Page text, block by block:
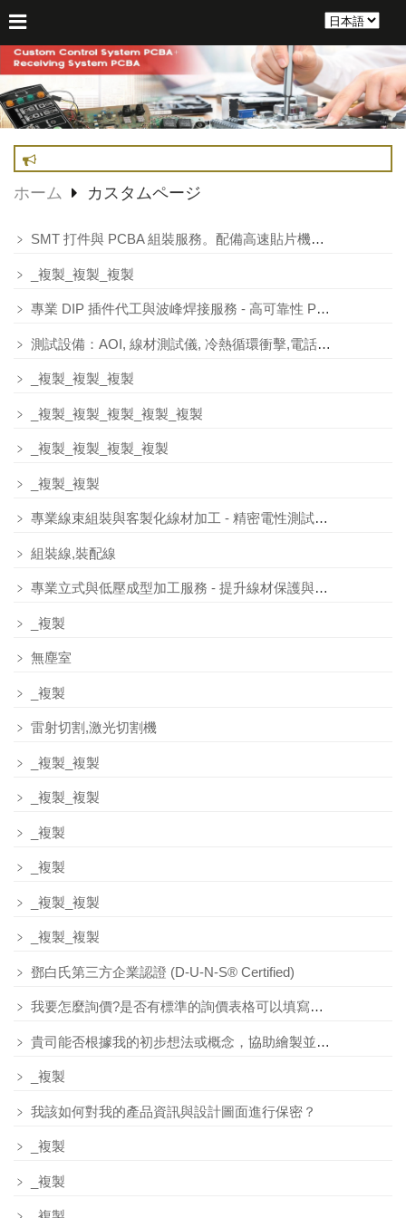
ホーム カスタムページ
﹥ SMT 打件與 PCBA 組裝服務。配備高速貼片機、多溫區回焊爐及 AOI 自動光學檢測
﹥ _複製_複製_複製
﹥ 專業 DIP 插件代工與波峰焊接服務 - 高可靠性 PCBA 組裝
﹥ 測試設備：AOI, 線材測試儀, 冷熱循環衝擊,電話機測試儀,燒機測試,老化測試
﹥ _複製_複製_複製
﹥ _複製_複製_複製_複製_複製
﹥ _複製_複製_複製_複製
﹥ _複製_複製
﹥ 專業線束組裝與客製化線材加工 - 精密電性測試與品質驗證
﹥ 組裝線,裝配線
﹥ 專業立式與低壓成型加工服務 - 提升線材保護與耐用度
﹥ _複製
﹥ 無塵室
﹥ _複製
﹥ 雷射切割,激光切割機
﹥ _複製_複製
﹥ _複製_複製
﹥ _複製
﹥ _複製
﹥ _複製_複製
﹥ _複製_複製
﹥ 鄧白氏第三方企業認證 (D-U-N-S® Certified)
﹥ 我要怎麼詢價?是否有標準的詢價表格可以填寫，以利索取產品報價？
﹥ 貴司能否根據我的初步想法或概念，協助繪製並產出設計圖面和報價？
﹥ _複製
﹥ 我該如何對我的產品資訊與設計圖面進行保密？
﹥ _複製
﹥ _複製